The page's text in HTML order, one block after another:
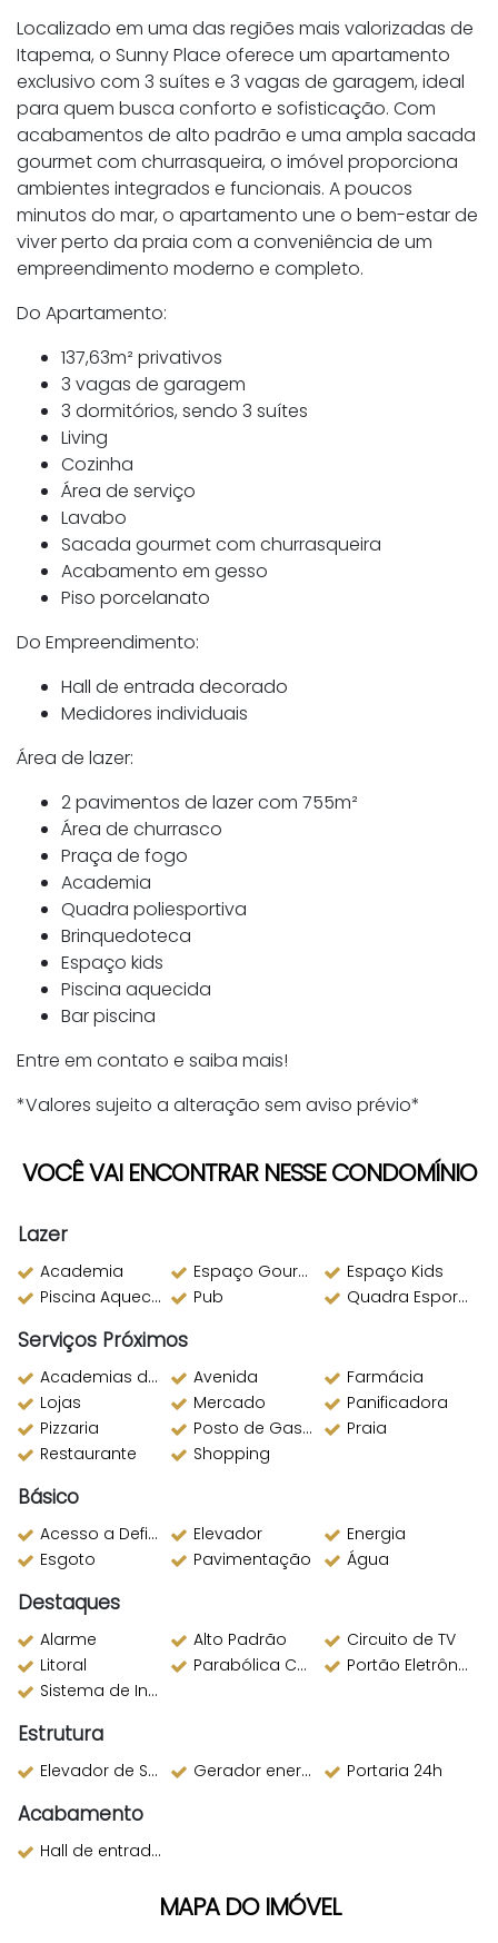
Localizado em uma das regiões mais valorizadas de
Itapema, o Sunny Place oferece um apartamento
exclusivo com 3 suítes e 3 vagas de garagem, ideal
para quem busca conforto e sofisticação. Com
acabamentos de alto padrão e uma ampla sacada
gourmet com churrasqueira, o imóvel proporciona
ambientes integrados e funcionais. A poucos
minutos do mar, o apartamento une o bem-estar de
viver perto da praia com a conveniência de um
empreendimento moderno e completo.
Do Apartamento:
137,63m² privativos
3 vagas de garagem
3 dormitórios, sendo 3 suítes
Living
Cozinha
Área de serviço
Lavabo
Sacada gourmet com churrasqueira
Acabamento em gesso
Piso porcelanato
Do Empreendimento:
Hall de entrada decorado
Medidores individuais
Área de lazer:
2 pavimentos de lazer com 755m²
Área de churrasco
Praça de fogo
Academia
Quadra poliesportiva
Brinquedoteca
Espaço kids
Piscina aquecida
Bar piscina
Entre em contato e saiba mais!
*Valores sujeito a alteração sem aviso prévio*
VOCÊ VAI ENCONTRAR NESSE CONDOMÍNIO
Lazer
Academia Espaço Gourmet
Espaço Kids
Piscina Aquecida
Pub Quadra Esportiva
Serviços Próximos
Academias de ginástica Avenida
Farmácia
Lojas
Mercado
Panificadora
Pizzaria
Posto de Gasolina
Praia
Restaurante
Shopping
Básico
Acesso a Deficientes Elevador
Energia
Esgoto
Pavimentação Água
Destaques
Alarme Alto Padrão
Circuito de TV
Litoral
Parabólica Compartilhada
Portão Eletrônico
Sistema de Incêndio
Estrutura
Elevador de Serviço Gerador energia Portaria 24h
Acabamento
Hall de entrada decorado
MAPA DO IMÓVEL